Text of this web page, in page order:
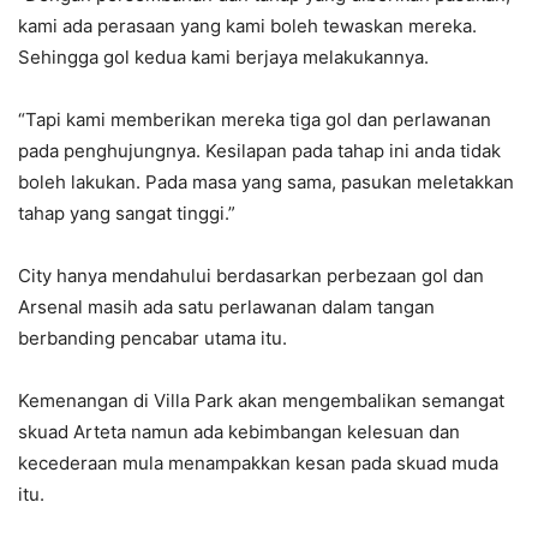
kami ada perasaan yang kami boleh tewaskan mereka.
Sehingga gol kedua kami berjaya melakukannya.
“Tapi kami memberikan mereka tiga gol dan perlawanan
pada penghujungnya. Kesilapan pada tahap ini anda tidak
boleh lakukan. Pada masa yang sama, pasukan meletakkan
tahap yang sangat tinggi.”
City hanya mendahului berdasarkan perbezaan gol dan
Arsenal masih ada satu perlawanan dalam tangan
berbanding pencabar utama itu.
Kemenangan di Villa Park akan mengembalikan semangat
skuad Arteta namun ada kebimbangan kelesuan dan
kecederaan mula menampakkan kesan pada skuad muda
itu.